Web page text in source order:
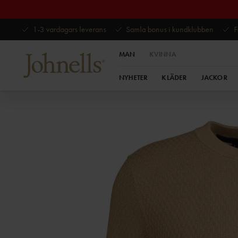
1-3 vardagars leverans
Samla bonus i kundklubben
MAN KVINNA
NYHETER KLÄDER JACKOR